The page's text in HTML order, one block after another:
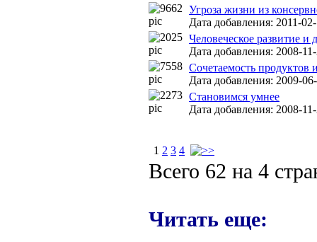
Угроза жизни из
Дата добавления: 2011-
Человеческое развитие и
Дата добавления: 2008-
Сочетаемость продуктов
Дата добавления: 2009-
Становимся умнее
Дата добавления: 2008-
1 2 3 4
Всего 62 на 4
Читать еще: